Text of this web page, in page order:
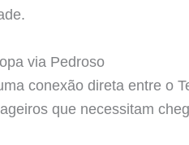
via Pedroso
conexão direta entre o
que necessitam